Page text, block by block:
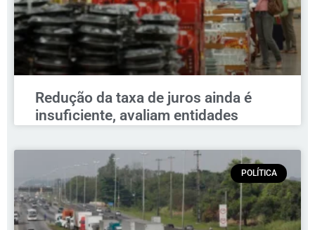
Redução da taxa de juros ainda é
insuficiente, avaliam entidades
POLÍTICA